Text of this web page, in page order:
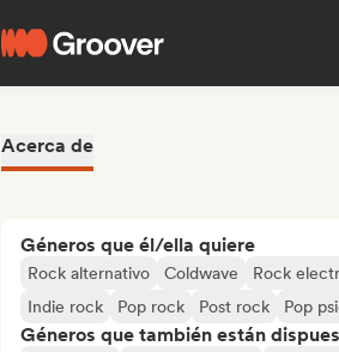
Acerca de
Géneros que él/ella quiere
Rock alternativo Coldwave Rock
Indie rock
Pop rock Post rock Pop
Géneros que también están